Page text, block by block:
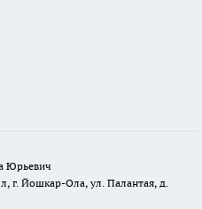
Юрьевич
г. Йошкар-Ола, ул. Палантая, д.